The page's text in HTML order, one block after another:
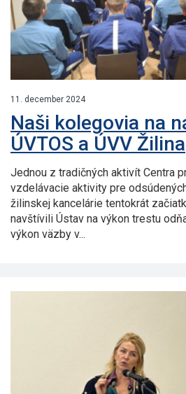
11. december 2024
Naši kolegovia na
ÚVTOS a ÚVV Žilina
Jednou z tradičných aktivít Centra
vzdelávacie aktivity pre
žilinskej kancelárie tentokrát
navštívili Ústav na výkon trestu
výkon väzby v...